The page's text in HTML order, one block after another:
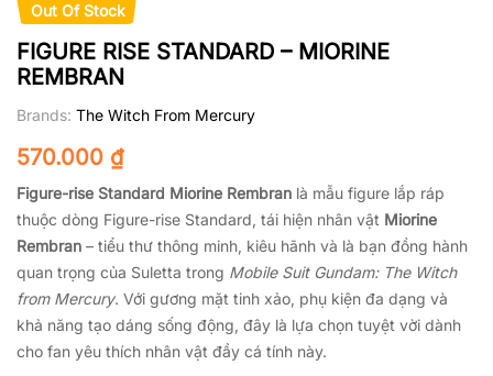
Out Of Stock
FIGURE RISE STANDARD – MIORINE
REMBRAN
Brands: The Witch From Mercury
570.000 ₫
Figure-rise Standard Miorine Rembran là mẫu figure lắp ráp
thuộc dòng Figure-rise Standard, tái hiện nhân vật Miorine
Rembran – tiểu thư thông minh, kiêu hãnh và là bạn đồng hành
quan trọng của Suletta trong Mobile Suit Gundam: The Witch
from Mercury. Với gương mặt tinh xảo, phụ kiện đa dạng và
khả năng tạo dáng sống động, đây là lựa chọn tuyệt vời dành
cho fan yêu thích nhân vật đầy cá tính này.